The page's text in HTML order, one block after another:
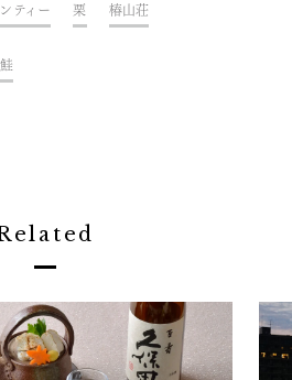
ティー 栗 椿山荘